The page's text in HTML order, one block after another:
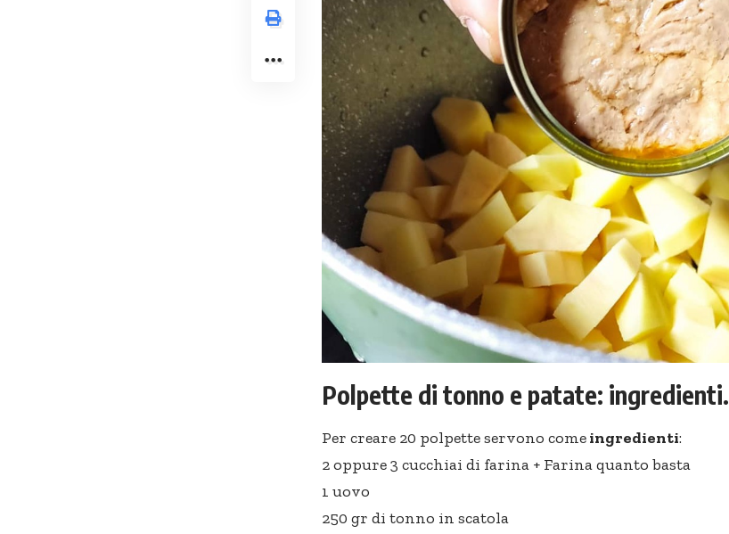
Polpette di tonno e patate: ingredienti.
Per creare 20 polpette servono comeingredienti:
2 oppure 3 cucchiai di farina + Farina quanto basta
1 uovo
250 gr di tonno in scatola